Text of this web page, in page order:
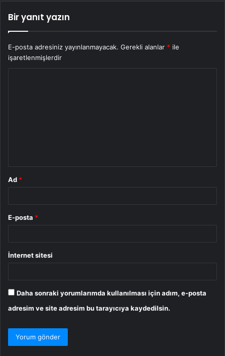
Bir yanıt yazın
E-posta adresiniz yayınlanmayacak. Gerekli alanlar * ile
işaretlenmişlerdir
Ad *
E-posta *
İnternet sitesi
Daha sonraki yorumlarımda kullanılması için adım, e-posta
adresim ve site adresim bu tarayıcıya kaydedilsin.